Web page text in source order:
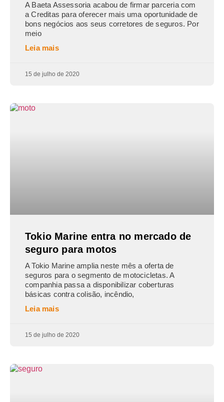
A Baeta Assessoria acabou de firmar parceria com
a Creditas para oferecer mais uma oportunidade de
bons negócios aos seus corretores de seguros. Por
meio
Leia mais
15 de julho de 2020
Tokio Marine entra no mercado de
seguro para motos
A Tokio Marine amplia neste mês a oferta de
seguros para o segmento de motocicletas. A
companhia passa a disponibilizar coberturas
básicas contra colisão, incêndio,
Leia mais
15 de julho de 2020